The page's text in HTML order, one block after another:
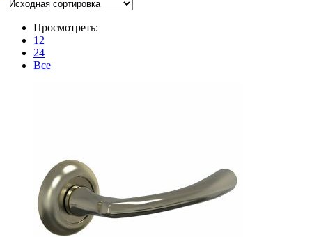
Просмотреть:
12
24
Все